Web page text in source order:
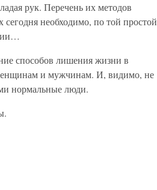
рук. Перечень их методов
необходимо, по той простой
способов лишения жизни в
и мужчинам. И, видимо, не
нормальные люди.